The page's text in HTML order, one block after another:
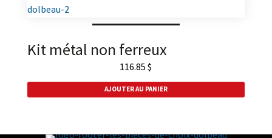
Kit métal non ferreux
116.85$
AJOUTER AU PANIER